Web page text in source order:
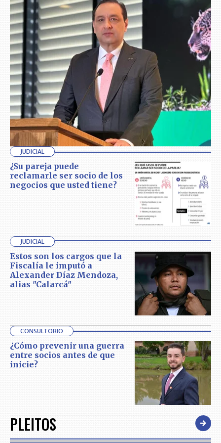
JUDICIAL
¿Su pareja puede
reclamarle ser socio de los
negocios que usted tiene?
JUDICIAL
Estos son los cargos que la
Fiscalía le imputó a
Alexander Díaz Mendoza,
alias "Calarcá"
CONSULTORIO
¿Cómo prevenir una guerra
entre socios antes de que
inicie?
PLEITOS